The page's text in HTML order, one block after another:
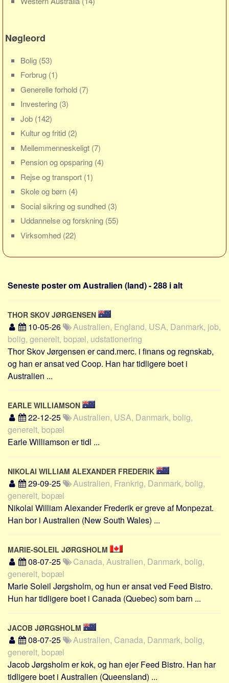
Sverige
Thailand
Grækenland
Alle
Nøgleord
Bolig
Job
Virksomhed
Investering
Forbrug
Social sikring og sundhed
Aspekter
Køb og salg
Økonomi
Jura og regler
Skatter og afgifter
Statistik
Praktisk
Meta
Dokumenttyper
Emner
Personer
Steder
Kilder
Webstedet
Forhistorien
Redigering
Tekstannoncer
Bannere
Hjælp
Nøgleord
Bolig (53)
Forbrug (1)
Generelle forhold (7)
Investering (3)
Job (142)
Kultur og fritid (2)
Mellemmenneskeligt (7)
Pension og opsparing (4)
Rejse og transport (1)
Skole og børn (4)
Social sikring og sundhed (3)
Uddannelse og forskning (55)
Virksomhed (22)
Seneste poster om Australien (land) - 288 i alt
THOR SKOV JØRGENSEN
10-05-26
Australien, England, USA, Danmark, job,
bolig, generelt, bopæl, udstationering
Thor Skov Jørgensen er cand.merc. i finans og regnskab,
og han er ansat ved Coop. Han har tidligere boet i
Australien ...
EARLE WILLIAMSON
22-12-25
Australien, USA, Danmark, bolig,
generelt, bopæl
Earle Williamson er tidl ...
NIKOLAI WILLIAM ALEXANDER FREDERIK
29-09-25
Australien, Frankrig, Danmark, bolig,
generelt, bopæl
Nikolai William Alexander Frederik er greve af Monpezat.
Han bor i Australien (New South Wales) ...
MARIE-SOLEIL JØRGSHOLM
08-07-25
Canada, Australien, Danmark, bolig,
generelt, bopæl
Marie Soleil Jørgsholm, og hun er ansat ved Feed Bistro.
Hun har tidligere boet i Canada (Quebec) som barn ...
JACOB JØRGSHOLM
08-07-25
Australien, Canada, Danmark, bolig,
generelt, bopæl
Jacob Jørgsholm er kok, og han ejer Feed Bistro. Han har
tidligere boet i Australien (Queensland) ...